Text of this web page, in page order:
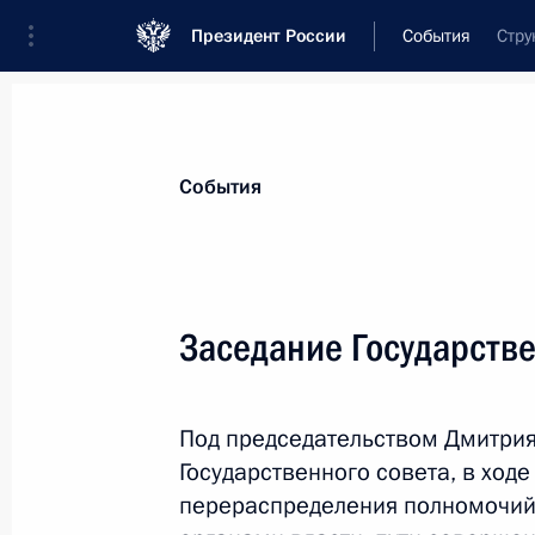
Президент России События
Новости
Совещание с постоянными
28 декабря 2011 года, 17:30 Московская
События
Заседание
Под председательством
Государственного совета, в
перераспределения